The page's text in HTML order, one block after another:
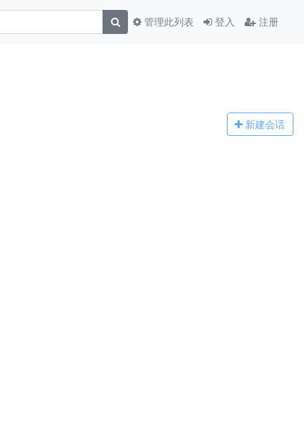
登入 注册
管理此列表
新建会话